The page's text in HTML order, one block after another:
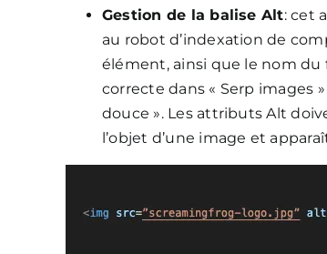
Gestion de la balise Alt: cet
au robot d’indexation de
élément, ainsi que le nom
correcte dans « Serp images
douce ». Les attributs Alt
l’objet d’une image et